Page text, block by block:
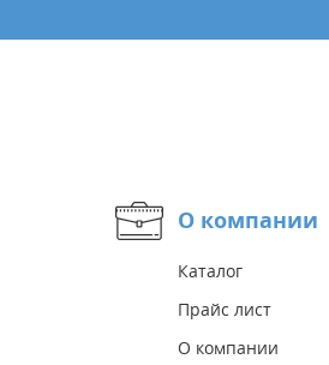
О компании
Каталог
Прайс лист
О компании